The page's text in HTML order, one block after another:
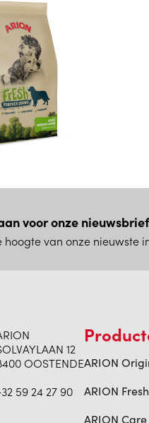
voor onze nieuwsbrief
hoogte van onze nieuwste
12
OOSTENDE
59 24 27 90
ARION
ARION Fresh
ARION Care